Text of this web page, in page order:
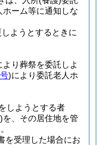
ホーム等に通知しな
ようとするときに
り葬祭を委託しよ
)により委託老人ホ
しようとする者
)を、その居住地を管
を受理した場合にお